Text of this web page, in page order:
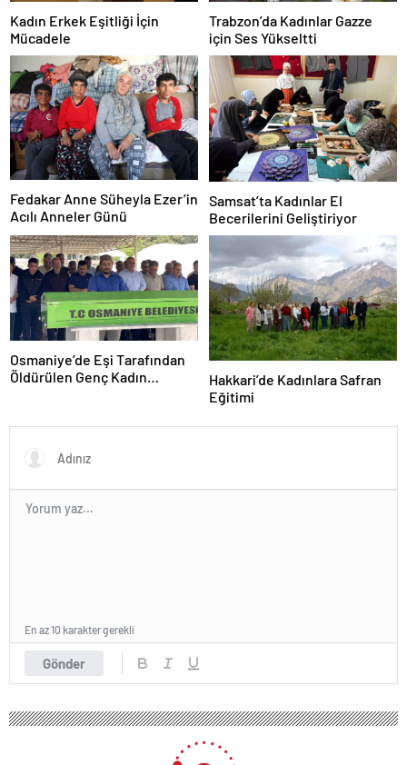
Kadın Erkek Eşitliği İçin
Mücadele
Trabzon’da Kadınlar Gazze
için Ses Yükseltti
Fedakar Anne Süheyla Ezer’in
Acılı Anneler Günü
Samsat’ta Kadınlar El
Becerilerini Geliştiriyor
Osmaniye’de Eşi Tarafından
Öldürülen Genç Kadın
Hakkari’de Kadınlara Safran
Eğitimi
Gönder
En az 10 karakter gerekli